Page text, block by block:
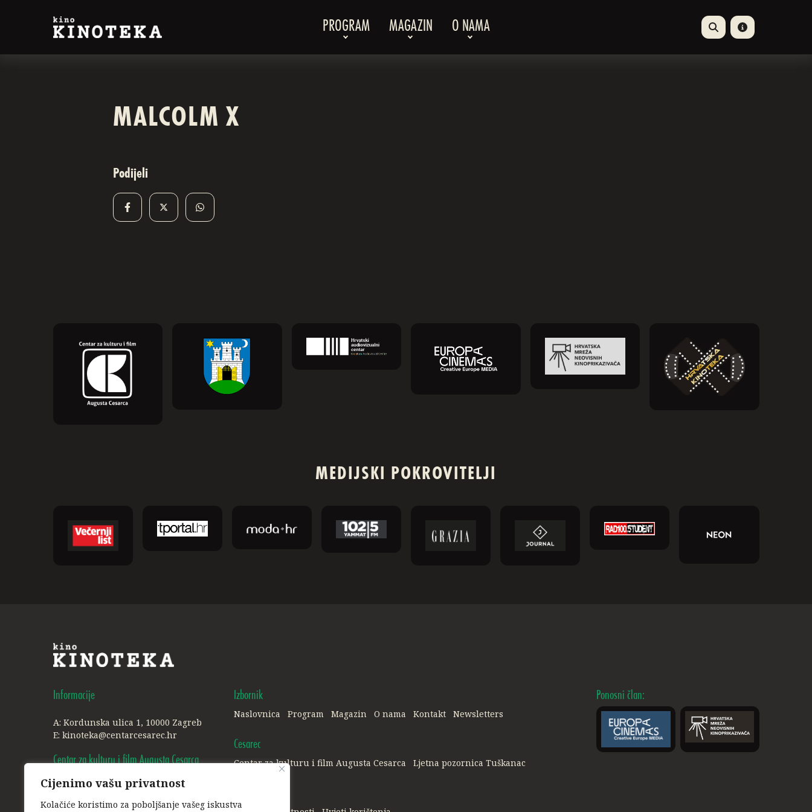
Cijenimo vašu privatnost
Kolačiće koristimo za poboljšanje vašeg iskustva
PROGRAM MAGAZIN O NAMA
MALCOLM X
Podijeli
MEDIJSKI POKROVITELJI
Informacije
A: Kordunska ulica 1, 10000 Zagreb
E: kinoteka@centarcesarec.hr
Centar za kulturu i film Augusta Cesarca
A: Ilica 227, 1. i 3. kat, 10000 Zagreb
E:info@centarcesarec.hr
Izbornik
Naslovnica Program Magazin O nama Kontakt Newsletters
Cesarec
Centar za kulturu i film Augusta Cesarca Ljetna pozornica Tuškanac
Ponosni član: